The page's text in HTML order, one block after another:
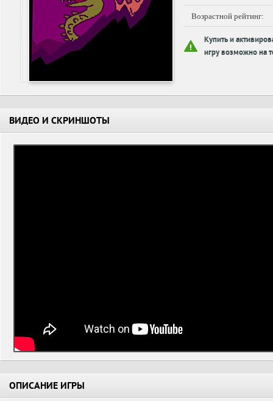
Возрастной рейтинг:
Купить и
игру возможно на
ВИДЕО И СКРИНШОТЫ
ОПИСАНИЕ ИГРЫ